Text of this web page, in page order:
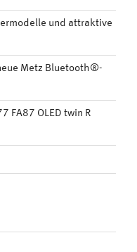
und attraktive
Metz Bluetooth®-
FA87 OLED twin R